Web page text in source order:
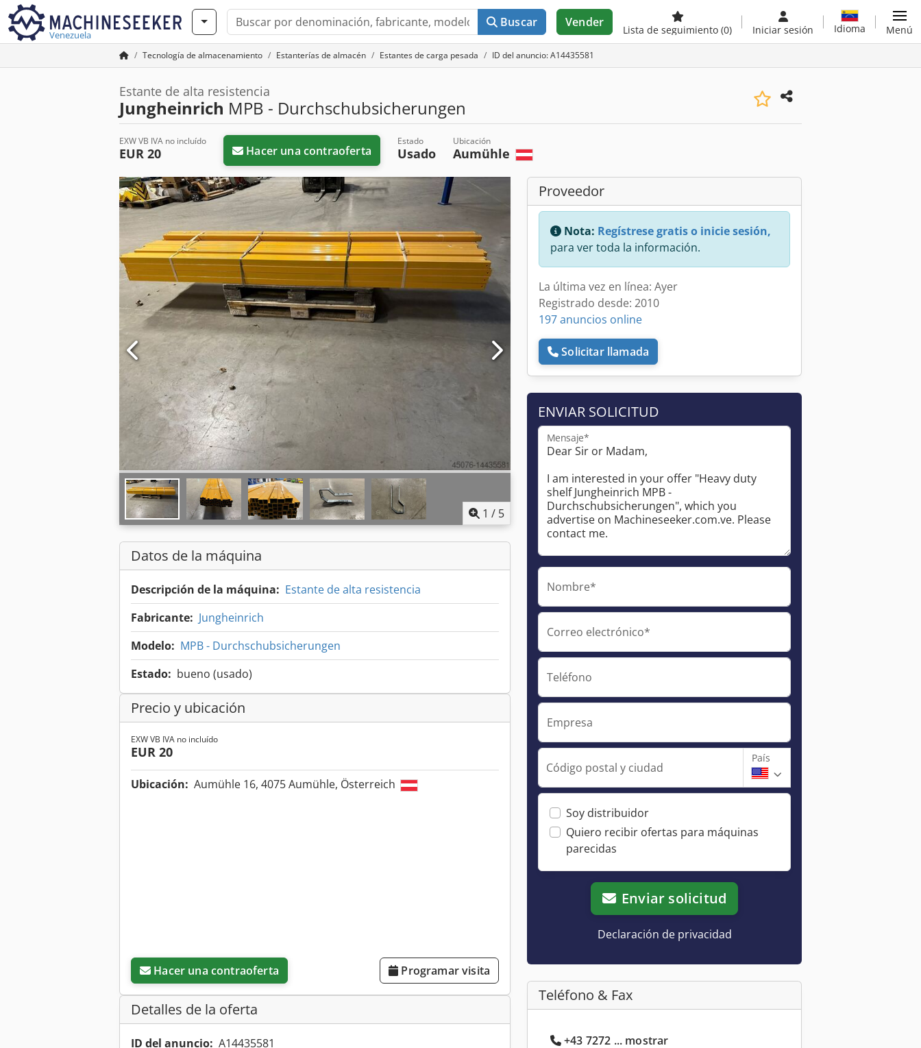
Venezuela
Buscar Vender
Lista de seguimiento (0) Iniciar sesión Idioma Menú
Tecnología de almacenamiento Estanterías de almacén Estantes de carga pesada ID del anuncio: A14435581
Estante de alta resistencia
Jungheinrich MPB - Durchschubsicherungen
EXW VB IVA no incluído
EUR 20 Hacer una contraoferta
Estado
Usado
Ubicación
Aumühle
1 / 5
Datos de la máquina
Descripción de la máquina: Estante de alta resistencia
Fabricante: Jungheinrich
Modelo: MPB - Durchschubsicherungen
Estado: bueno (usado)
Precio y ubicación
EXW VB IVA no incluído
EUR 20
Ubicación: Aumühle 16, 4075 Aumühle, Österreich
Hacer una contraoferta Programar visita
Detalles de la oferta
ID del anuncio: A14435581
Proveedor
Nota: Regístrese gratis o inicie sesión,
para ver toda la información.
La última vez en línea: Ayer
Registrado desde: 2010
197 anuncios online
Solicitar llamada
ENVIAR SOLICITUD
Mensaje*
Nombre*
Correo electrónico*
Teléfono
Empresa
Código postal y ciudad
País
Soy distribuidor
Quiero recibir ofertas para máquinas
parecidas
Enviar solicitud
Declaración de privacidad
Teléfono & Fax
+43 7272 ... mostrar